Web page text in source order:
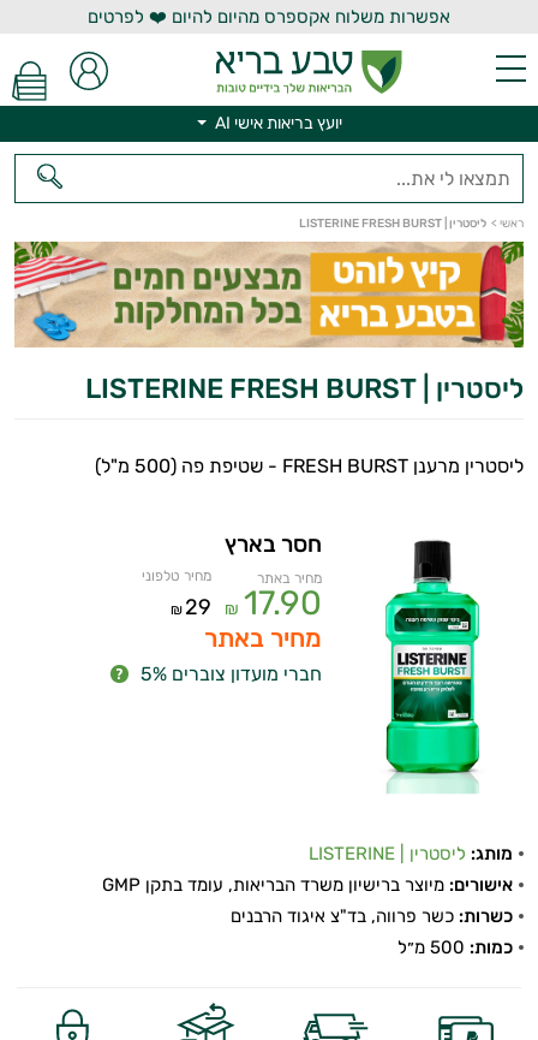
אפשרות משלוח אקספרס מהיום להיום ❤️ לפרטים
יועץ בריאות אישי AI
ראשי > ליסטרין | LISTERINE FRESH BURST
ליסטרין | LISTERINE FRESH BURST
ליסטרין מרענן FRESH BURST - שטיפת פה (500 מ"ל)
חסר בארץ
מחיר באתר
17.90
₪
מחיר טלפוני
29
₪
מחיר באתר
חברי מועדון צוברים 5%
מותג: ליסטרין | LISTERINE
אישורים: מיוצר ברישיון משרד הבריאות, עומד בתקן GMP
כשרות: כשר פרווה, בד"צ איגוד הרבנים
כמות:
יועץ בריאות אישי AI